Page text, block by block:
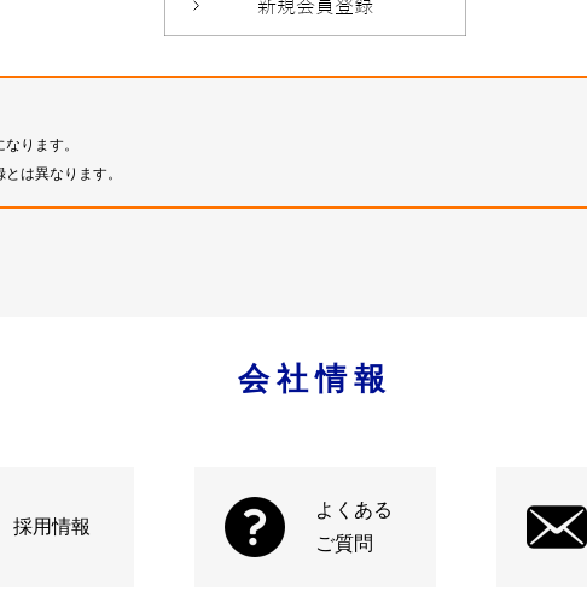
ります。
とは異なります。
会社情報
採用情報
よくある
ご質問